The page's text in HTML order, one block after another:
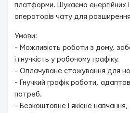
платформи. Шукаємо енергійних
операторів чату для
Умови:
- Можливість роботи з дому,
і гнучкість у робочому графіку.
- Оплачуване стажування для
- Гнучкий графік роботи,
потреб.
- Безкоштовне і якісне